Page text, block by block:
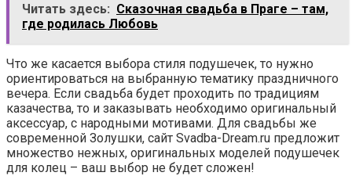
Читать здесь: Сказочная свадьба в Праге – там,
где родилась Любовь
Что же касается выбора стиля подушечек, то нужно
ориентироваться на выбранную тематику праздничного
вечера. Если свадьба будет проходить по традициям
казачества, то и заказывать необходимо оригинальный
аксессуар, с народными мотивами. Для свадьбы же
современной Золушки, сайт Svadba-Dream.ru предложит
множество нежных, оригинальных моделей подушечек
для колец – ваш выбор не будет сложен!